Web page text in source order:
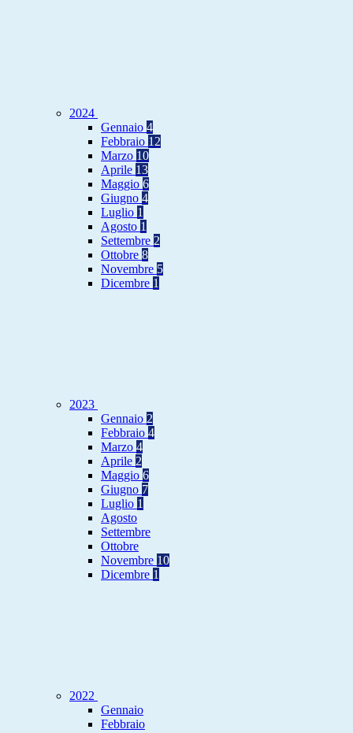
2024
Gennaio 4
Febbraio 12
Marzo 10
Aprile 13
Maggio 6
Giugno 4
Luglio 1
Agosto 1
Settembre 2
Ottobre 8
Novembre 5
Dicembre 1
2023
Gennaio 2
Febbraio 4
Marzo 4
Aprile 2
Maggio 6
Giugno 7
Luglio 1
Agosto
Settembre
Ottobre
Novembre 10
Dicembre 1
2022
Gennaio
Febbraio